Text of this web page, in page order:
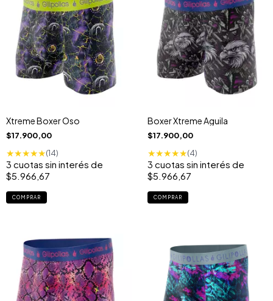
Xtreme Boxer Oso
$17.900,00
★★★★★(14)
3 cuotas sin interés de
$5.966,67
COMPRAR
Boxer Xtreme Aguila
$17.900,00
★★★★★(4)
3 cuotas sin interés de
$5.966,67
COMPRAR